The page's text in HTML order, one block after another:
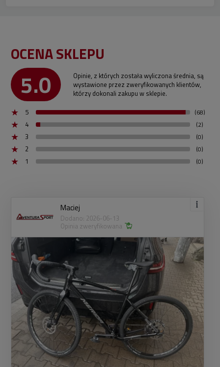
OCENA SKLEPU
5.0
Opinie, z których została wyliczona średnia, są
wystawione przez zweryfikowanych klientów,
którzy dokonali zakupu w sklepie.
5
(68)
4 (2)
3 (0)
2 (0)
1 (0)
Maciej
Dodano: 2026-06-13
Opinia zweryfikowana